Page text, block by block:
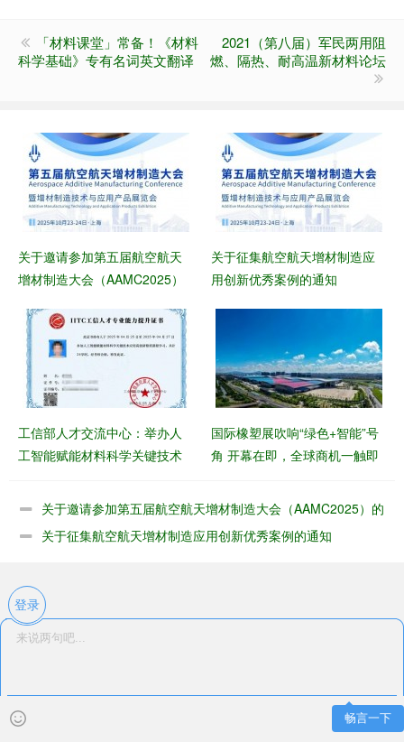
「材料课堂」常备！《材料
科学基础》专有名词英文翻译
2021（第八届）军民两用阻
燃、隔热、耐高温新材料论坛
关于邀请参加第五届航空航天
增材制造大会（AAMC2025）
关于征集航空航天增材制造应
用创新优秀案例的通知
工信部人才交流中心：举办人
工智能赋能材料科学关键技术
国际橡塑展吹响“绿色+智能”号
角 开幕在即，全球商机一触即
关于邀请参加第五届航空航天增材制造大会（AAMC2025）的
函
关于征集航空航天增材制造应用创新优秀案例的通知
登录
畅言一下